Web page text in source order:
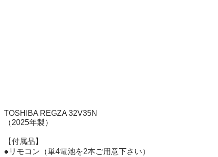
TOSHIBA REGZA 32V35N
（2025年製）
【付属品】
●リモコン（単4電池を2本ご用意下さい）